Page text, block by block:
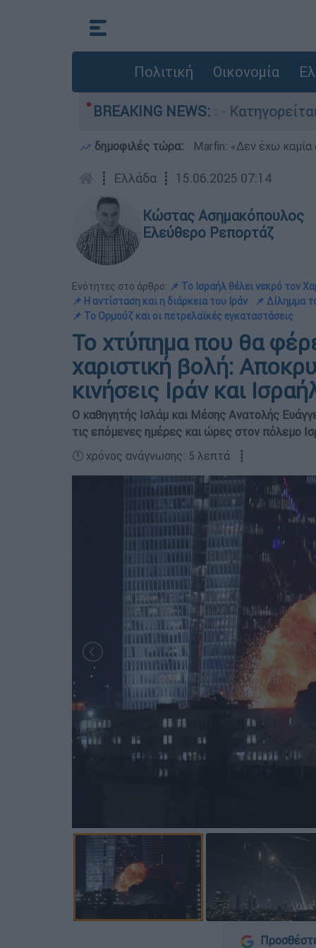
Πολιτική Οικονομία
BREAKING NEWS:
στην Ελλάδα - Κατηγορείται και για
δημοφιλές τώρα: Marfin: «Δεν έχω καμία
┋ Ελλάδα ┋ 15.06.2025 07:14
Κώστας Ασημακόπουλος
Ελεύθερο Ρεπορτάζ
Ενότητες στο άρθρο: 📌 Το Ισραήλ θέλει νεκρό τον
📌 Η αντίσταση και η διάρκεια του Ιράν
📌 Δίλημμα
📌 Το Ορμούζ και οι πετρελαϊκές εγκαταστάσεις
Το χτύπημα που θα
χαριστική βολή:
κινήσεις Ιράν και
Ο καθηγητής Ισλάμ και Μέσης Ανατολής
τις επόμενες ημέρες και ώρες στον πόλεμο
🕛 χρόνος ανάγνωσης: 5 λεπτά ┋